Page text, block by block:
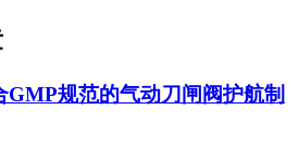
GMP规范的气动刀闸阀护航制